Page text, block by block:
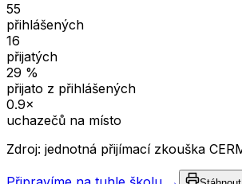
55
přihlášených
16
přijatých
29 %
přijato z přihlášených
0.9×
uchazečů na místo
Zdroj: jednotná přijímací zkouška